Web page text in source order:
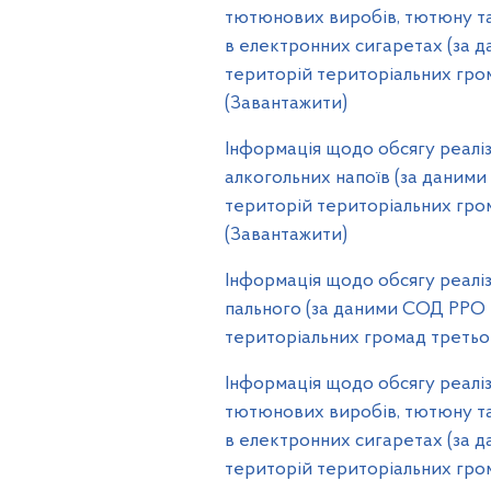
тютюнових виробів, тютюну
в електронних сигаретах (за
територій територіальних
(Завантажити)
Інформація щодо обсягу
алкогольних напоїв (за
територій територіальних
(Завантажити)
Інформація щодо обсягу
пального (за даними СОД РРО
територіальних громад
Інформація щодо обсягу
тютюнових виробів, тютюну
в електронних сигаретах (за
територій територіальних